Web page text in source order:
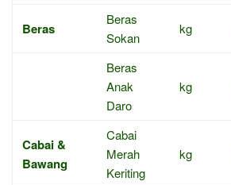
Beras
Beras
Sokan
kg
Beras
Anak
Daro
kg
Cabai &
Bawang
Cabai
Merah
Keriting
kg